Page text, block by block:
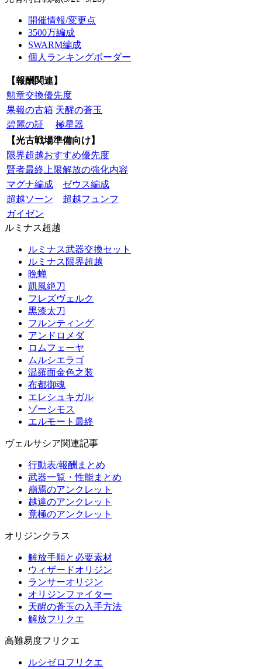
開催情報/変更点
3500万編成
SWARM編成
個人ランキングボーダー
【報酬関連】
勲章交換優先度
果報の古箱 天醒の蒼玉
碧麗の証
極星器
【光古戦場準備向け】
限界超越おすすめ優先度
賢者最終上限解放の強化内容
マグナ編成
ゼウス編成
超越ソーン
超越フュンフ
ガイゼン
ルミナス超越
ルミナス武器交換セット
ルミナス限界超越
晩蝉
凱風絶刀
フレズヴェルク
黒漆太刀
フルンティング
アンドロメダ
ロムフェーヤ
ムルシエラゴ
温羅面金色之装
布都御魂
エレシュキガル
ゾーシモス
エルモート最終
ヴェルサシア関連記事
行動表/報酬まとめ
武器一覧・性能まとめ
崩焉のアンクレット
越達のアンクレット
竟極のアンクレット
オリジンクラス
解放手順と必要素材
ウィザードオリジン
ランサーオリジン
オリジンファイター
天醒の蒼玉の入手方法
解放フリクエ
高難易度フリクエ
ルシゼロフリクエ